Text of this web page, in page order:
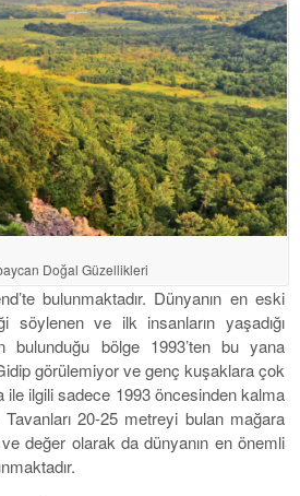
Doğal Güzellikleri
bulunmaktadır. Dünyanın en eski
söylenen ve ilk insanların yaşadığı
bulunduğu bölge 1993’ten bu yana
görülemiyor ve genç kuşaklara çok
ile ilgili sadece 1993 öncesinden kalma
20-25 metreyi bulan mağara
değer olarak da dünyanın en önemli